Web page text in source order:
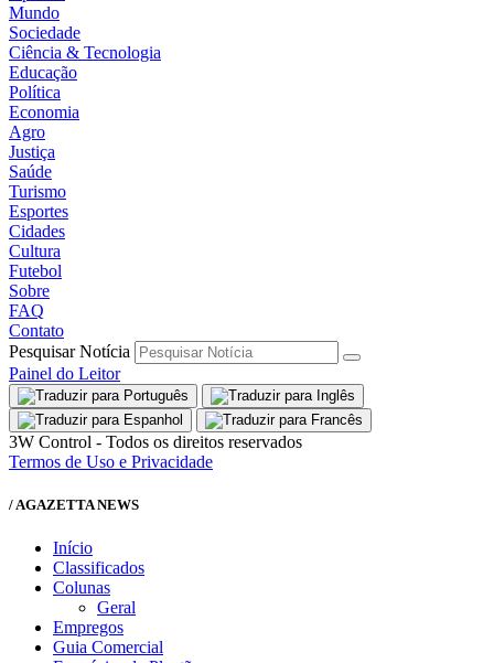
Mundo
Sociedade
Ciência & Tecnologia
Educação
Política
Economia
Agro
Justiça
Saúde
Turismo
Esportes
Cidades
Cultura
Futebol
Sobre
FAQ
Contato
Pesquisar Notícia
Painel do Leitor
3W Control - Todos os direitos reservados
Termos de Uso e Privacidade
/ AGAZETTA NEWS
Início
Classificados
Colunas
Geral
Empregos
Guia Comercial